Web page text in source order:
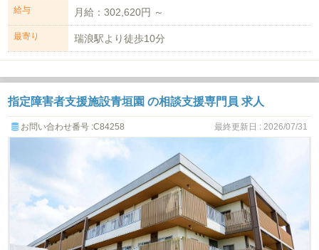
給与 月給：302,620円 ～
最寄り 瑞浪駅より徒歩10分
指定障害者支援施設青垣園 の相談支援専門員 求人
お問い合わせ番号 :C84258 最終更新日 : 2026/07/31